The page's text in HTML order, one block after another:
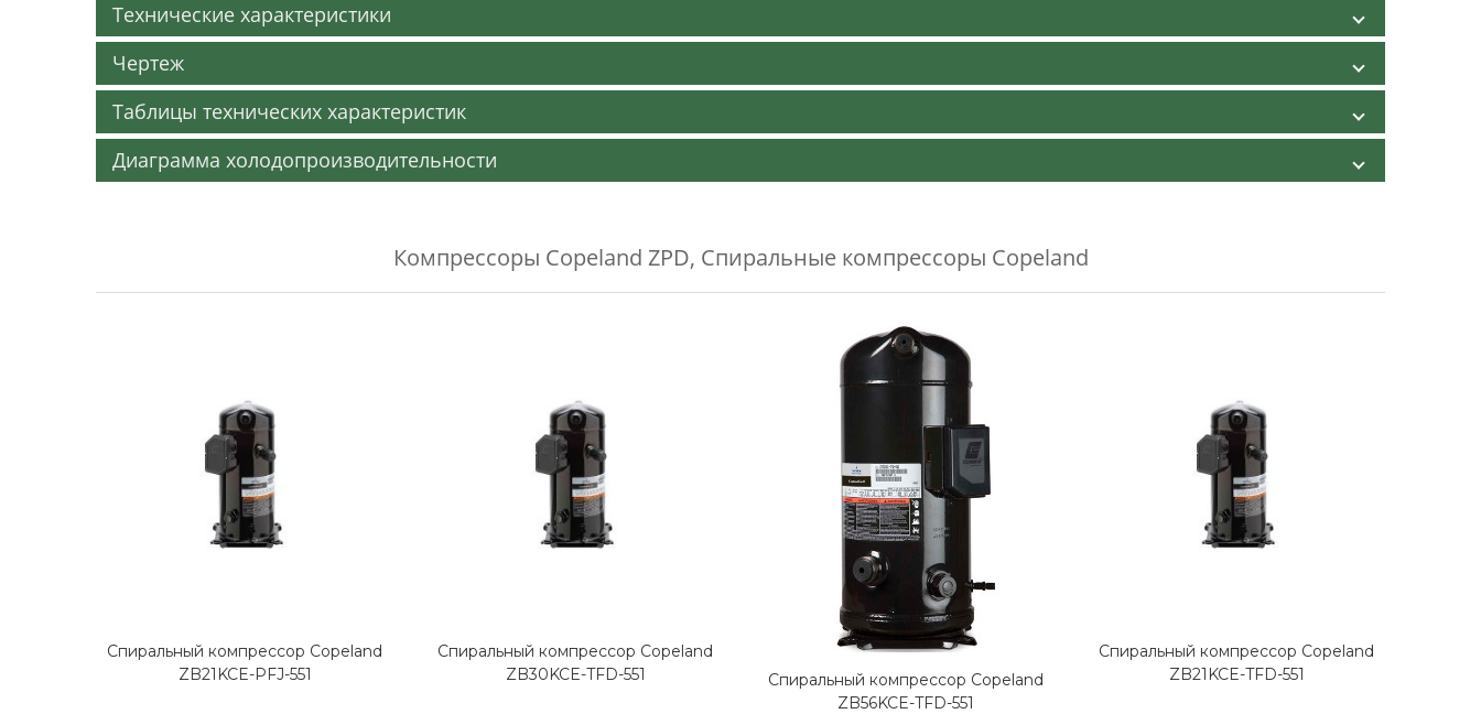
Технические характеристики
Чертеж
Таблицы технических характеристик
Диаграмма холодопроизводительности
Компрессоры Copeland ZPD, Спиральные компрессоры Copeland
Спиральный компрессор Copeland
ZB21KCE-PFJ-551
Спиральный компрессор Copeland
ZB30KCE-TFD-551
Спиральный компрессор Copeland
ZB56KCE-TFD-551
Спиральный компрессор Copeland
ZB21KCE-TFD-551